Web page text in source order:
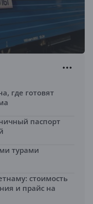
где готовят
паспорт
турами
стоимость
и прайс на